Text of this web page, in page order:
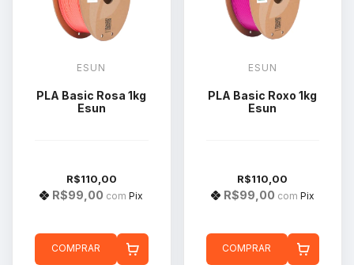
ESUN
PLA Basic Rosa 1kg
Esun
R$110,00
R$99,00 com Pix
COMPRAR
ESUN
PLA Basic Roxo 1kg
Esun
R$110,00
R$99,00 com Pix
COMPRAR